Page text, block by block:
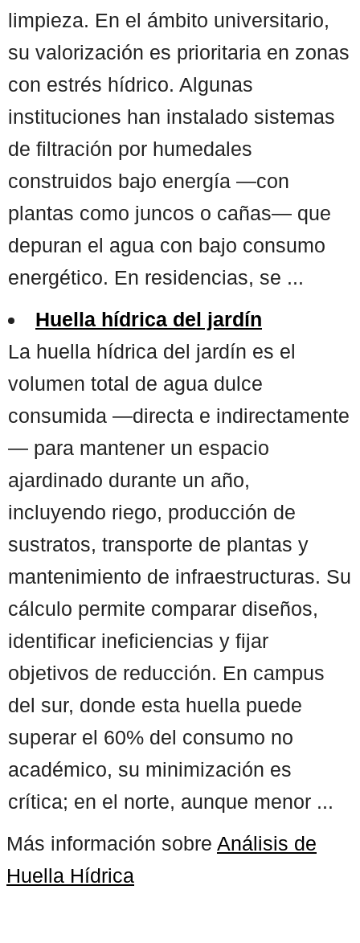
limpieza. En el ámbito universitario,
su valorización es prioritaria en zonas
con estrés hídrico. Algunas
instituciones han instalado sistemas
de filtración por humedales
construidos bajo energía —con
plantas como juncos o cañas— que
depuran el agua con bajo consumo
energético. En residencias, se ...
Huella hídrica del jardín
La huella hídrica del jardín es el
volumen total de agua dulce
consumida —directa e indirectamente
— para mantener un espacio
ajardinado durante un año,
incluyendo riego, producción de
sustratos, transporte de plantas y
mantenimiento de infraestructuras. Su
cálculo permite comparar diseños,
identificar ineficiencias y fijar
objetivos de reducción. En campus
del sur, donde esta huella puede
superar el 60% del consumo no
académico, su minimización es
crítica; en el norte, aunque menor ...
Más información sobre Análisis de
Huella Hídrica